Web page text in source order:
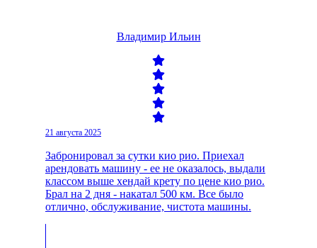
Владимир Ильин
21 августа 2025
Забронировал за сутки кио рио. Приехал
арендовать машину - ее не оказалось, выдали
классом выше хендай крету по цене кио рио.
Брал на 2 дня - накатал 500 км. Все было
отлично, обслуживание, чистота машины.